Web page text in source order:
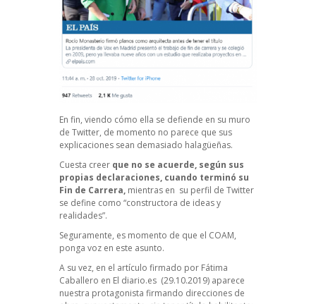
En fin, viendo cómo ella se defiende en su muro
de Twitter, de momento no parece que sus
explicaciones sean demasiado halagüeñas.
Cuesta creer que no se acuerde, según sus
propias declaraciones, cuando terminó su
Fin de Carrera, mientras en su perfil de Twitter
se define como “constructora de ideas y
realidades”.
Seguramente, es momento de que el COAM,
ponga voz en este asunto.
A su vez, en el artículo firmado por Fátima
Caballero en El diario.es (29.10.2019) aparece
nuestra protagonista firmando direcciones de